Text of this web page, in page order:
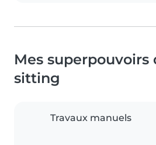
Mes superpouvoirs
sitting
Travaux manuels